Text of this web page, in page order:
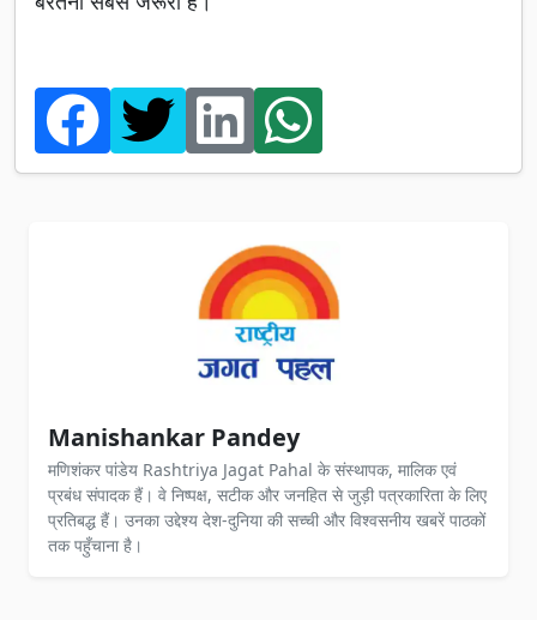
Manishankar Pandey
मणिशंकर पांडेय Rashtriya Jagat Pahal के संस्थापक, मालिक एवं
प्रबंध संपादक हैं। वे निष्पक्ष, सटीक और जनहित से जुड़ी पत्रकारिता के लिए
प्रतिबद्ध हैं। उनका उद्देश्य देश-दुनिया की सच्ची और विश्वसनीय खबरें पाठकों
तक पहुँचाना है।